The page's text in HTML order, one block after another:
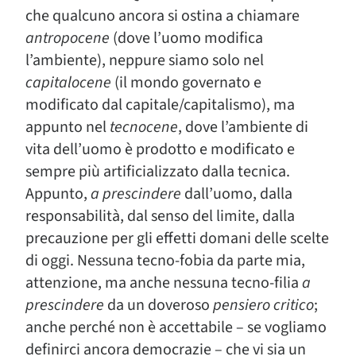
che qualcuno ancora si ostina a chiamare
antropocene (dove l’uomo modifica
l’ambiente), neppure siamo solo nel
capitalocene (il mondo governato e
modificato dal capitale/capitalismo), ma
appunto neltecnocene, dove l’ambiente di
vita dell’uomo è prodotto e modificato e
sempre più artificializzato dalla tecnica.
Appunto,a prescindere dall’uomo, dalla
responsabilità, dal senso del limite, dalla
precauzione per gli effetti domani delle scelte
di oggi. Nessuna tecno-fobia da parte mia,
attenzione, ma anche nessuna tecno-filiaa
prescindere da un doverosopensiero critico;
anche perché non è accettabile – se vogliamo
definirci ancora democrazie – che vi sia un